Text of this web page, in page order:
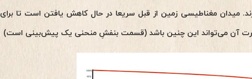
میدان مغناطیسی زمین از قبل سریعا در حال کاهش یافتن است تا برای
آن می‌تواند این چنین باشد (قسمت بنفشِ منحنی یک پیش‌بینی است)